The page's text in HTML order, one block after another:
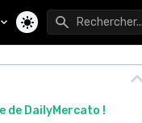
Changer de thème
de DailyMercato !